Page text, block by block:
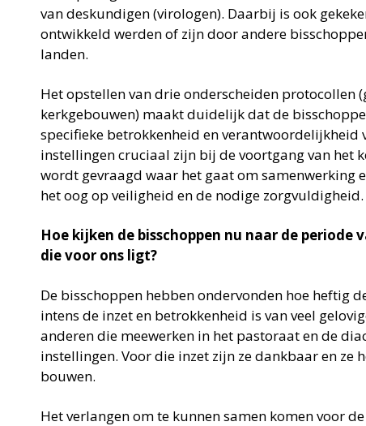
van deskundigen (virologen). Daarbij is ook
ontwikkeld werden of zijn door andere
landen.
Het opstellen van drie onderscheiden protocollen
kerkgebouwen) maakt duidelijk dat de
specifieke betrokkenheid en verantwoordelijkheid
instellingen cruciaal zijn bij de voortgang van het
wordt gevraagd waar het gaat om samenwerking
het oog op veiligheid en de nodige zorgvuldigheid.
Hoe kijken de bisschoppen nu naar de
die voor ons ligt?
De bisschoppen hebben ondervonden hoe heftig
intens de inzet en betrokkenheid is van veel
anderen die meewerken in het pastoraat en de
instellingen. Voor die inzet zijn ze dankbaar en ze
bouwen.
Het verlangen om te kunnen samen komen voor